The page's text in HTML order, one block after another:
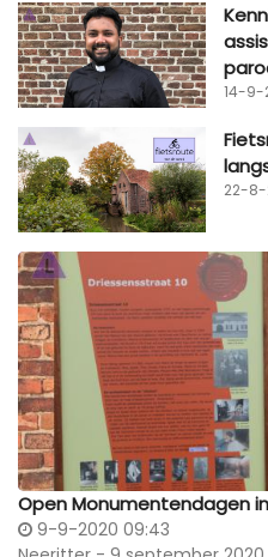
14-9-
22-8-
Open Monumentendagen
9-9-2020 09:43